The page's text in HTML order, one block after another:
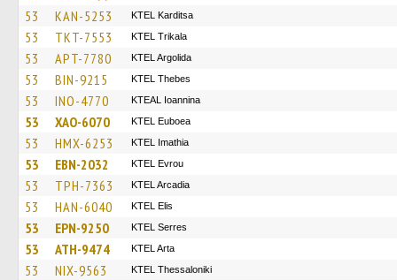
53 KAN-5253 ΚΤΕL Karditsa
53 TKT-7553 ΚΤΕL Τrikala
53 APT-7780 KTEL Argolida
53 BIN-9215 KTEL Thebes
53 INO-4770 KTEAL Ioannina
53 XAO-6070 ΚΤΕL Euboea
53 HMX-6253 KTEL Imathia
53 EBN-2032 KTEL Evrou
53 TPH-7363 KTEL Arcadia
53 HAN-6040 KTEL Elis
53 EPN-9250 KTEL Serres
53 ATH-9474 KTEL Arta
53 NIX-9563 KTEL Thessaloniki